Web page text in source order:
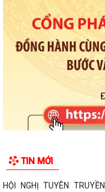
TIN MỚI
HỘI NGHỊ TUYÊN